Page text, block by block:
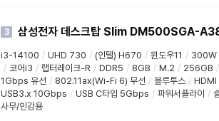
3 삼성전자 데스크탑 Slim DM500SGA-
i3-14100 / UHD 730 / (인텔) H670 / 윈도우11 / 300W
/ 코어i3 / 랩터레이크-R / DDR5 / 8GB / M.2 / 256GB /
1Gbps 유선 / 802.11ax(Wi-Fi 6) 무선 / 블루투스 / HDMI
USB3.x 10Gbps / USB C타입 5Gbps / 파워서플라이 /
사무/인강용